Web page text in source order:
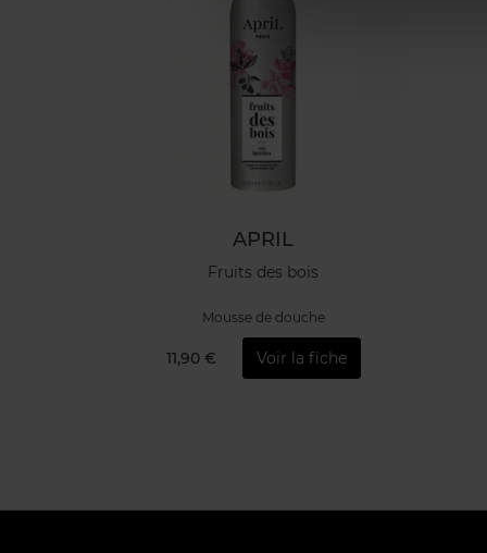
APRIL
Fruits des bois
Mousse de douche
11,90 € Voir la fiche